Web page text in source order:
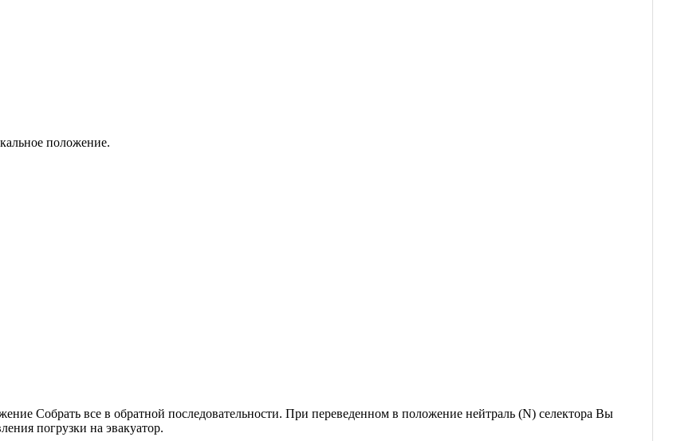
положение.
Собрать все в обратной последовательности. При переведенном в положение нейтраль (N) селектора Вы
погрузки на эвакуатор.